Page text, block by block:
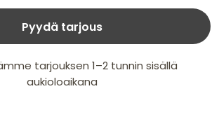
Pyydä tarjous
tarjouksen 1–2 tunnin sisällä
aukioloaikana